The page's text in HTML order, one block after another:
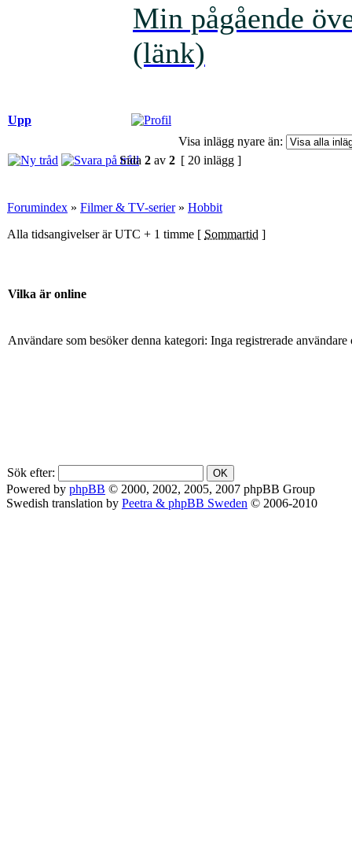
Min pågående
(länk)
Upp
Visa inlägg nyare än:
Sida 2 av 2 [ 20 inlägg ]
Forumindex » Filmer & TV-serier» Hobbit
Alla tidsangivelser är UTC + 1 timme [ Sommartid ]
Vilka är online
Användare som besöker denna kategori: Inga registrerade användare
Sök efter:
Powered by phpBB © 2000, 2002, 2005, 2007 phpBB Group
Swedish translation by Peetra & phpBB Sweden © 2006-2010